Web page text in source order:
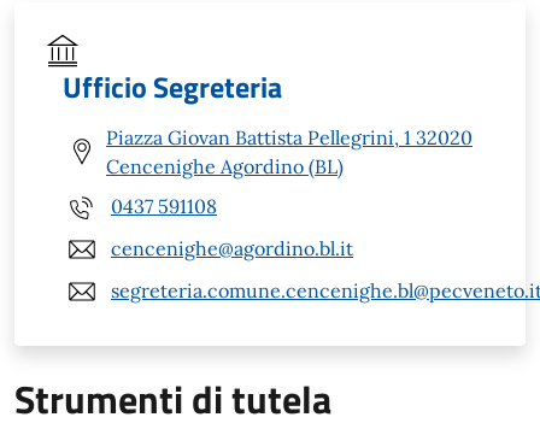
Ufficio Segreteria
Piazza Giovan Battista Pellegrini, 1 32020
Cencenighe Agordino (BL)
0437 591108
cencenighe@agordino.bl.it
Strumenti di tutela